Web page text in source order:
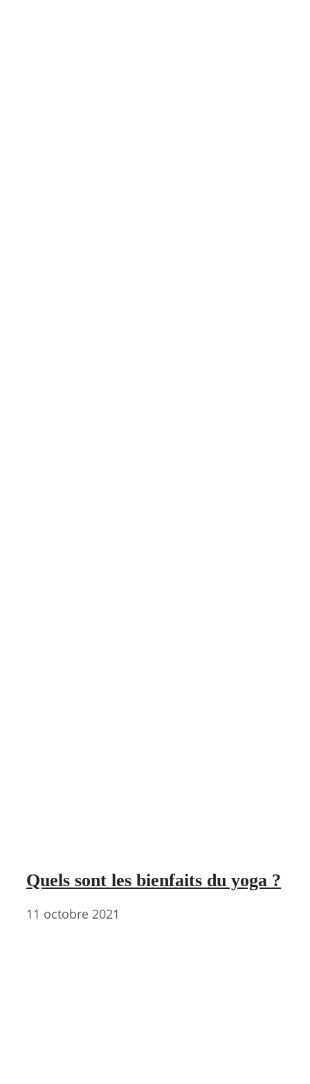
Quels sont les bienfaits du yoga ?
11 octobre 2021